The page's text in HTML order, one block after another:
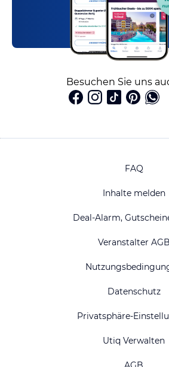
Besuchen Sie uns
FAQ
Inhalte melden
Deal-Alarm,
Veranstalter AGB
Datenschutz
Privatsphäre-
Utiq Verwalten